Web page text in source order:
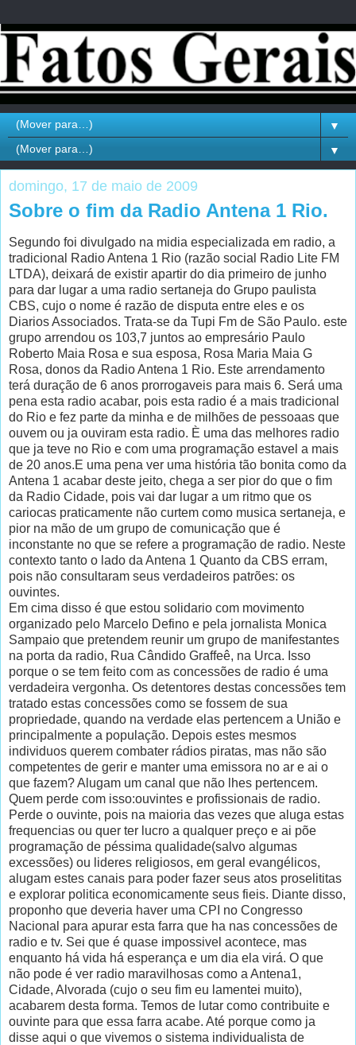
▼
▼
domingo, 17 de maio de 2009
Sobre o fim da Radio Antena 1 Rio.
Segundo foi divulgado na midia especializada em radio, a
tradicional Radio Antena 1 Rio (razão social Radio Lite FM
LTDA), deixará de existir apartir do dia primeiro de junho
para dar lugar a uma radio sertaneja do Grupo paulista
CBS, cujo o nome é razão de disputa entre eles e os
Diarios Associados. Trata-se da Tupi Fm de São Paulo. este
grupo arrendou os 103,7 juntos ao empresário Paulo
Roberto Maia Rosa e sua esposa, Rosa Maria Maia G
Rosa, donos da Radio Antena 1 Rio. Este arrendamento
terá duração de 6 anos prorrogaveis para mais 6. Será uma
pena esta radio acabar, pois esta radio é a mais tradicional
do Rio e fez parte da minha e de milhões de pessoaas que
ouvem ou ja ouviram esta radio. È uma das melhores radio
que ja teve no Rio e com uma programação estavel a mais
de 20 anos.E uma pena ver uma história tão bonita como da
Antena 1 acabar deste jeito, chega a ser pior do que o fim
da Radio Cidade, pois vai dar lugar a um ritmo que os
cariocas praticamente não curtem como musica sertaneja, e
pior na mão de um grupo de comunicação que é
inconstante no que se refere a programação de radio. Neste
contexto tanto o lado da Antena 1 Quanto da CBS erram,
pois não consultaram seus verdadeiros patrões: os
ouvintes.
Em cima disso é que estou solidario com movimento
organizado pelo Marcelo Defino e pela jornalista Monica
Sampaio que pretendem reunir um grupo de manifestantes
na porta da radio, Rua Cândido Graffeê, na Urca. Isso
porque o se tem feito com as concessões de radio é uma
verdadeira vergonha. Os detentores destas concessões tem
tratado estas concessões como se fossem de sua
propriedade, quando na verdade elas pertencem a União e
principalmente a população. Depois estes mesmos
individuos querem combater rádios piratas, mas não são
competentes de gerir e manter uma emissora no ar e ai o
que fazem? Alugam um canal que não lhes pertencem.
Quem perde com isso:ouvintes e profissionais de radio.
Perde o ouvinte, pois na maioria das vezes que aluga estas
frequencias ou quer ter lucro a qualquer preço e ai põe
programação de péssima qualidade(salvo algumas
excessões) ou lideres religiosos, em geral evangélicos,
alugam estes canais para poder fazer seus atos proselititas
e explorar politica economicamente seus fieis. Diante disso,
proponho que deveria haver uma CPI no Congresso
Nacional para apurar esta farra que ha nas concessões de
radio e tv. Sei que é quase impossivel acontece, mas
enquanto há vida há esperança e um dia ela virá. O que
não pode é ver radio maravilhosas como a Antena1,
Cidade, Alvorada (cujo o seu fim eu lamentei muito),
acabarem desta forma. Temos de lutar como contribuite e
ouvinte para que essa farra acabe. Até porque como ja
disse aqui o que vivemos o sistema individualista de